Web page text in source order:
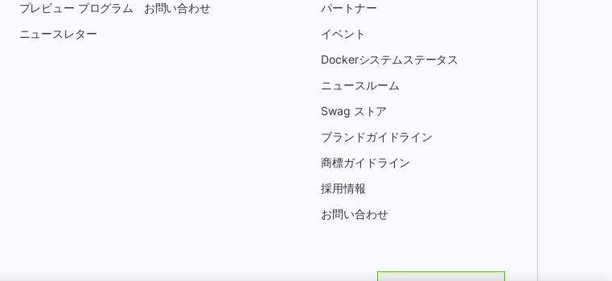
プレビュー プログラム
ニュースレター
お問い合わせ
パートナー
イベント
Dockerシステムステータス
ニュースルーム
Swag ストア
ブランドガイドライン
商標ガイドライン
採用情報
お問い合わせ